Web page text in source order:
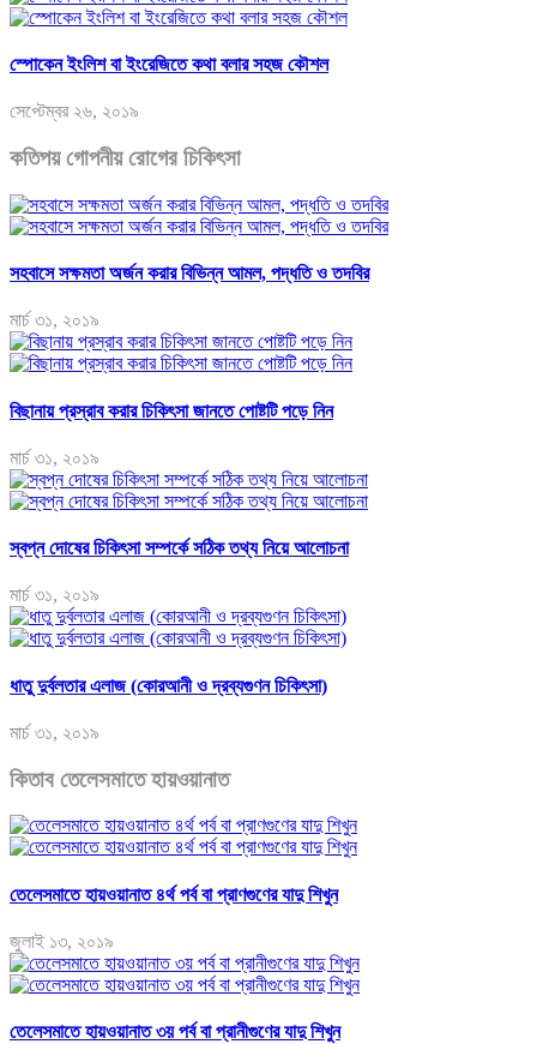
স্পোকেন ইংলিশ বা ইংরেজিতে কথা বলার সহজ কৌশল
সেপ্টেম্বর ২৬, ২০১৯
কতিপয় গোপনীয় রোগের চিকিৎসা
সহবাসে সক্ষমতা অর্জন করার বিভিন্ন আমল, পদ্ধতি ও তদবির
মার্চ ৩১, ২০১৯
বিছানায় প্রস্রাব করার চিকিৎসা জানতে পোষ্টটি পড়ে নিন
মার্চ ৩১, ২০১৯
স্বপ্ন দোষের চিকিৎসা সম্পর্কে সঠিক তথ্য নিয়ে আলোচনা
মার্চ ৩১, ২০১৯
ধাতু দুর্বলতার এলাজ (কোরআনী ও দ্রব্যগুণন চিকিৎসা)
মার্চ ৩১, ২০১৯
কিতাব তেলেসমাতে হায়ওয়ানাত
তেলেসমাতে হায়ওয়ানাত ৪র্থ পর্ব বা প্রাণগুণের যাদু শিখুন
জুলাই ১৩, ২০১৯
তেলেসমাতে হায়ওয়ানাত ৩য় পর্ব বা প্রানীগুণের যাদু শিখুন